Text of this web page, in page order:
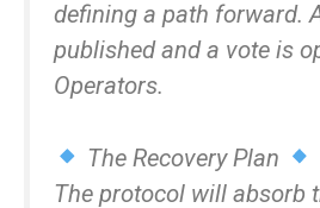
defining a path forward.
published and a vote is
Operators.
The Recovery Plan
The protocol will absorb